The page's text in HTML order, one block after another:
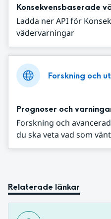
Konsekvensbaserade
Ladda ner API för
vädervarningar
Forskning och
Prognoser och
Forskning och
du ska veta vad som
Relaterade länkar